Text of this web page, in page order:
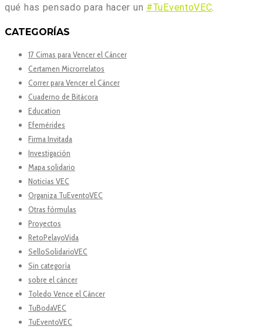
qué has pensado para hacer un #TuEventoVEC.
CATEGORÍAS
17 Cimas para Vencer el Cáncer
Certamen Microrrelatos
Correr para Vencer el Cáncer
Cuaderno de Bitácora
Education
Efemérides
Firma Invitada
Investigación
Mapa solidario
Noticias VEC
Organiza TuEventoVEC
Otras fórmulas
Proyectos
RetoPelayoVida
SelloSolidarioVEC
Sin categoría
sobre el cáncer
Toledo Vence el Cáncer
TuBodaVEC
TuEventoVEC